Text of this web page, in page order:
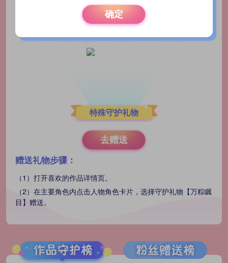
头像框徽章
特殊守护礼物
去赠送
赠送礼物步骤：
（1）打开喜欢的作品详情页。
（2）在主要角色内点击人物角色卡片，选择守护礼物【万粽瞩
目】赠送。
确定